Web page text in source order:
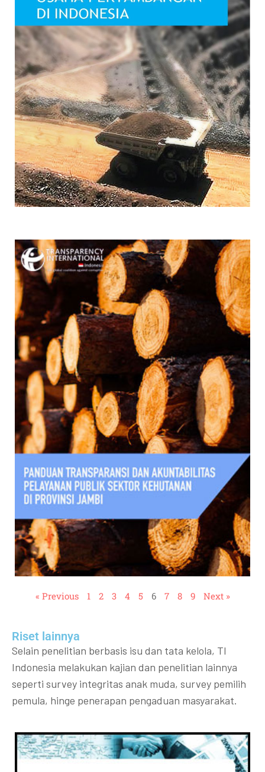
« Previous 1 2 3 4 5 6 7 8 9 Next »
Riset lainnya​​
Selain penelitian berbasis isu dan tata kelola, TI
Indonesia melakukan kajian dan penelitian lainnya
seperti survey integritas anak muda, survey pemilih
pemula, hinge penerapan pengaduan masyarakat.